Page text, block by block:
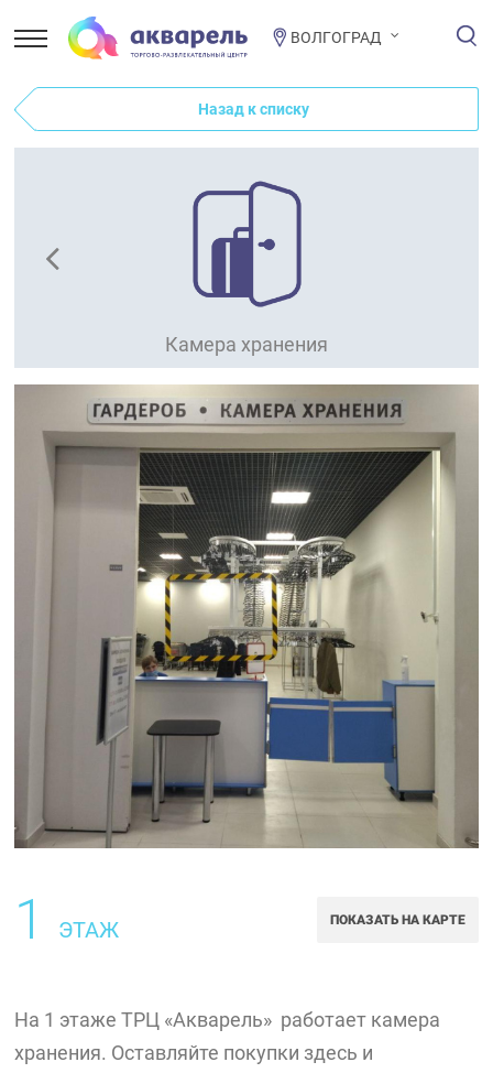
ВОЛГОГРАД
Назад к списку
Камера хранения
1 ЭТАЖ ПОКАЗАТЬ НА КАРТЕ
На 1 этаже ТРЦ «Акварель» работает камера
хранения. Оставляйте покупки здесь и